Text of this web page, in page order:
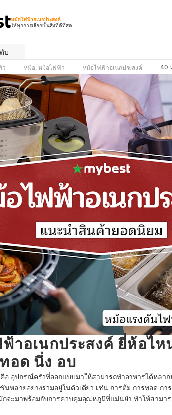
หม้อไฟฟ้าอเนกประสงค์
ให้ทุกการเลือกเป็นสิ่งที่ดีที่สุด
บ
ว หม้อ, หม้อไฟฟ้า หม้อไฟฟ้าอเนกประสงค์ 40
าอเนกประสงค์ ยี่ห้อไ
อด นึ่ง อบ
อ อุปกรณ์ครัวที่ออกแบบมาให้สามารถทำอาหารได้หลา
นหลายอย่างรวมอยู่ในตัวเดียว เช่น การต้ม การทอด กา
จะมาพร้อมกับการควบคุมอุณหภูมิที่แม่นยำ ทำให้สามาร